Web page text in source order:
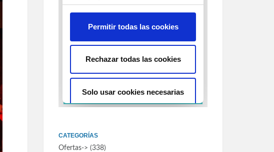
CATEGORÍAS
Ofertas-> (338)